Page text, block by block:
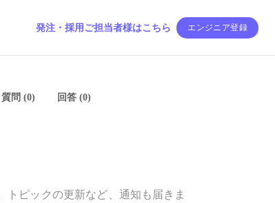
発注・採用ご担当者様はこちら エンジニア登録
質問 (0) 回答 (0)
ピックの更新など、通知も届きま